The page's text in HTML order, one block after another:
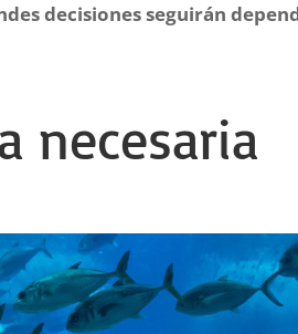
decisiones seguirán
necesaria